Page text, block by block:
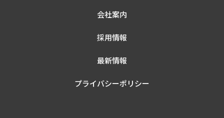
会社案内
採用情報
最新情報
プライバシーポリシー